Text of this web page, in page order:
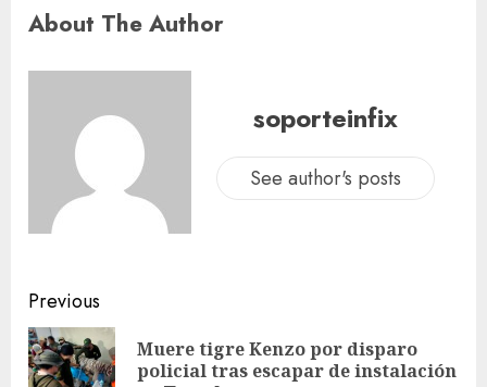
About The Author
soporteinfix
See author's posts
Previous
Muere tigre Kenzo por disparo
policial tras escapar de instalación